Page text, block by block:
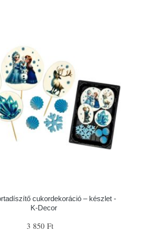
cukordekoráció – készlet -
K-Decor
3 850 Ft